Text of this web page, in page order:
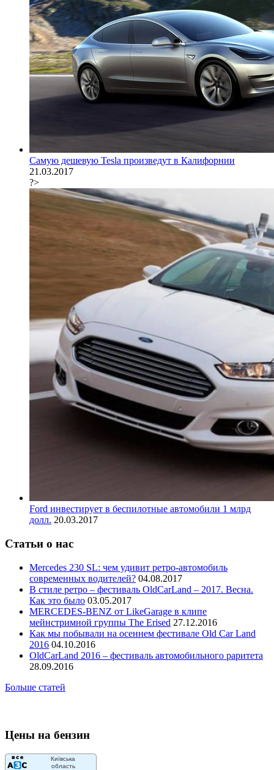
Самую дешевую Tesla произведут в Калифорнии
21.03.2017
?>
Ford инвестирует в беспилотные автомобили 1 млрд
долл. 20.03.2017
Статьи о нас
Mercedes 230 SL: чем удивит ретро-автомобиль
современных водителей? 04.08.2017
В стиле ретро – фестиваль OldCarLand – 2017. Весна.
Как это было 03.05.2017
MERCEDES-BENZ от LikeGarage в клипе
мейнстримной группы The Erised 27.12.2016
Как мы побывали на осеннем фестивале Old Car Land
2016 04.10.2016
OldCarLand 2016 – фестиваль автомобильного раритета
28.09.2016
Больше статей
Цены на бензин
Київська
область